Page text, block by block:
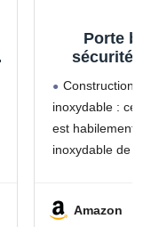
Porte
sécurité
écoles et
Construction
inoxydable : cette
est habilement
inoxydable de
la rouille pour
Amazon